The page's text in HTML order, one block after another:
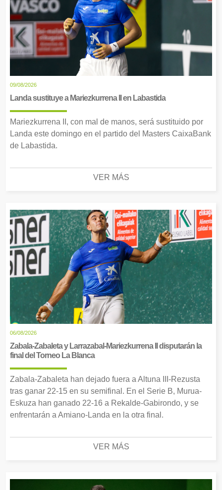
09/08/2026
Landa sustituye a Mariezkurrena II en Labastida
Mariezkurrena II, con mal de manos, será sustituido por
Landa este domingo en el partido del Masters CaixaBank
de Labastida.
VER MÁS
06/08/2026
Zabala-Zabaleta y Larrazabal-Mariezkurrena II disputarán la
final del Torneo La Blanca
Zabala-Zabaleta han dejado fuera a Altuna III-Rezusta
tras ganar 22-15 en su semifinal. En el Serie B, Murua-
Eskuza han ganado 22-16 a Rekalde-Gabirondo, y se
enfrentarán a Amiano-Landa en la otra final.
VER MÁS